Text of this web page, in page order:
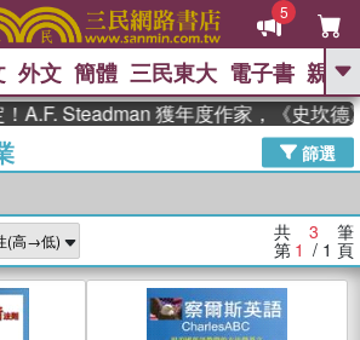
5
GO
The Odyssey 、
父親節 、 如果歷史是一群喵 、 暑期
念華 、 台灣的李登輝時代 、 數學女
孩：黎曼猜想
偉大的迷走神經
外文 簡體 三民東大 電子書 親子
A.F. Steadman 獲年度作家，《史坎德
篩選
共 3 筆
第 1 / 1 頁